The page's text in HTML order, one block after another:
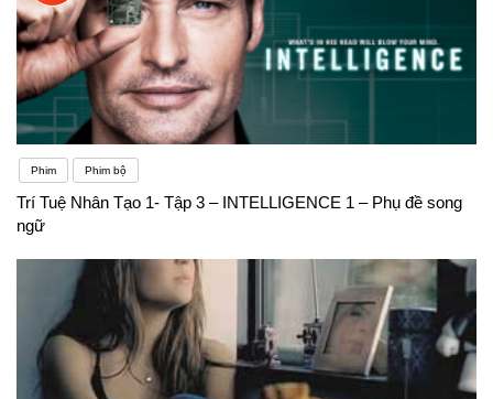
từ February hoàn toàn không được phát âm. Bạn có
thể nghe nó như là feb-you-air-ee.Choir: Bạn có thể
mong đợi phát âm âm “ch” ở đây, giống như trong
từ “chair” . Nhưng từ này thực sự được phát âm
giống như /kwai- er/
Phim Phim bộ
Trí Tuệ Nhân Tạo 1- Tập 3 – INTELLIGENCE 1 – Phụ đề song
ngữ